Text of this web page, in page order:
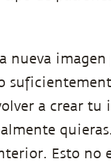
nueva imagen
a crear tu
Esto no